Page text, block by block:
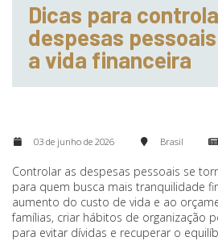
Dicas para
despesas
a vida financeira
03 de junho de 2026 Brasil
Controlar as despesas pessoais se
para quem busca mais tranquilidade
aumento do custo de vida e ao
famílias, criar hábitos de organização
para evitar dívidas e recuperar o